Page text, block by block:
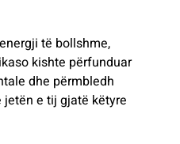
të bollshme,
kishte përfunduar
dhe përmbledh
e tij gjatë këtyre